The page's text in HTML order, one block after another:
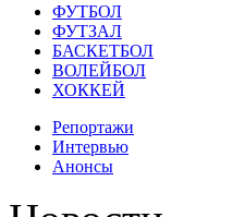
ФУТБОЛ
ФУТЗАЛ
БАСКЕТБОЛ
ВОЛЕЙБОЛ
ХОККЕЙ
Репортажи
Интервью
Анонсы